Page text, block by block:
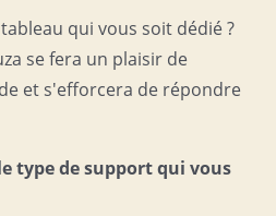
qui vous soit dédié ?
se fera un plaisir de
et s'efforcera de répondre
type de support qui vous